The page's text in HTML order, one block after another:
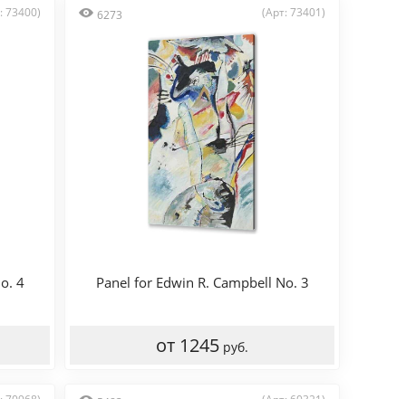
73400)
4
6273 (Арт: 73401)
Panel for Edwin R. Campbell No. 3
от 1245 руб.